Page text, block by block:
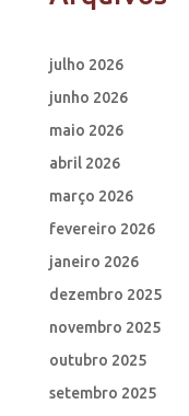
julho 2026
junho 2026
maio 2026
abril 2026
março 2026
fevereiro 2026
janeiro 2026
dezembro 2025
novembro 2025
outubro 2025
setembro 2025